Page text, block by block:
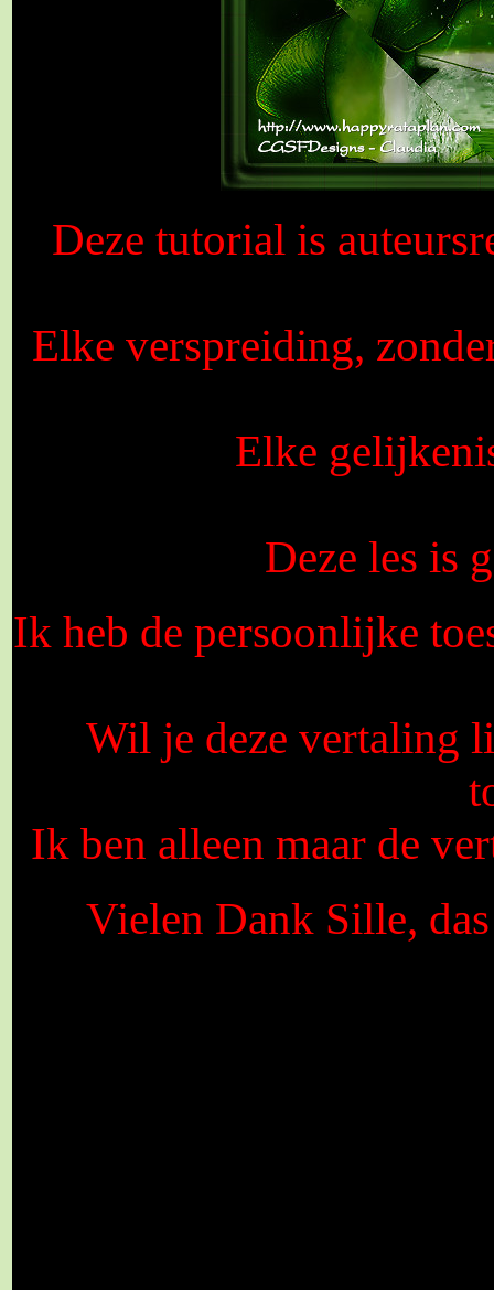
Deze tutorial is
Elke verspreiding,
Elke
Deze les is
Ik heb de persoonlijke
Wil je deze vertaling
Ik ben alleen maar de
Vielen Dank Sille,